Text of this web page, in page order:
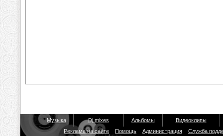
Музыка Dj mixes Альбомы
Видеоклипы
Реклама на сайте
Помощь Администрация Служба